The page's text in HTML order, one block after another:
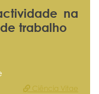
na
trabalho
Ciência Vitae